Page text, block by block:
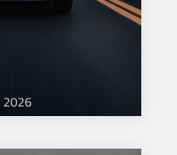
2026